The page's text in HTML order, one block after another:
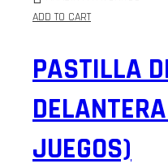
ADD TO CART
PASTILLA
JUEGOS)